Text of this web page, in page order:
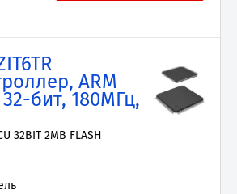
ARM
бит, 180МГц,
32BIT 2MB FLASH